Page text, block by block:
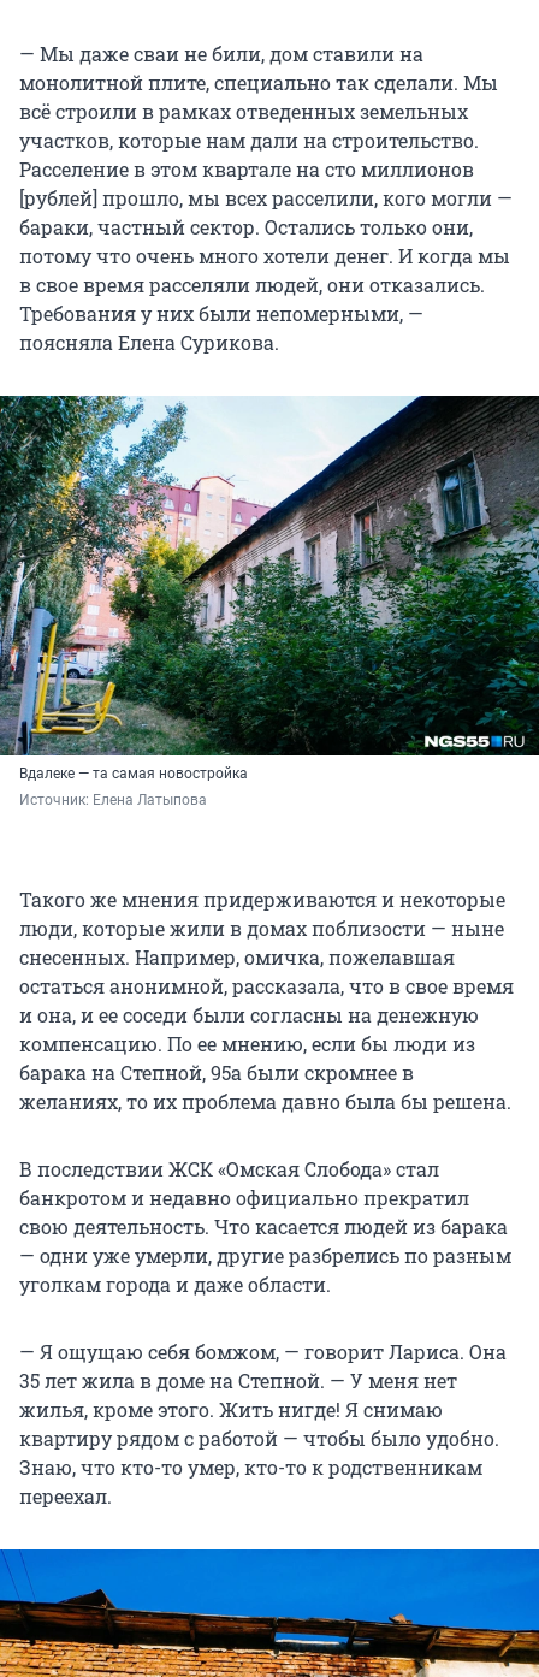
— Мы даже сваи не били, дом ставили на
монолитной плите, специально так сделали. Мы
всё строили в рамках отведенных земельных
участков, которые нам дали на строительство.
Расселение в этом квартале на сто миллионов
[рублей] прошло, мы всех расселили, кого могли —
бараки, частный сектор. Остались только они,
потому что очень много хотели денег. И когда мы
в свое время расселяли людей, они отказались.
Требования у них были непомерными, —
поясняла Елена Сурикова.
Вдалеке — та самая новостройка
Источник: Елена Латыпова
Такого же мнения придерживаются и некоторые
люди, которые жили в домах поблизости — ныне
снесенных. Например, омичка, пожелавшая
остаться анонимной, рассказала, что в свое время
и она, и ее соседи были согласны на денежную
компенсацию. По ее мнению, если бы люди из
барака на Степной, 95а были скромнее в
желаниях, то их проблема давно была бы решена.
В последствии ЖСК «Омская Слобода» стал
банкротом и недавно официально прекратил
свою деятельность. Что касается людей из барака
— одни уже умерли, другие разбрелись по разным
уголкам города и даже области.
— Я ощущаю себя бомжом, — говорит Лариса. Она
35 лет жила в доме на Степной. — У меня нет
жилья, кроме этого. Жить нигде! Я снимаю
квартиру рядом с работой — чтобы было удобно.
Знаю, что кто-то умер, кто-то к родственникам
переехал.